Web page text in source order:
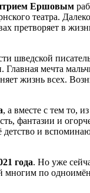
Ершовым
театра.
претворяет в
шведской
мечта
жизнь всех.
, а вместе с тем то,
фантазии и
детство и
года. Но уже
многим по